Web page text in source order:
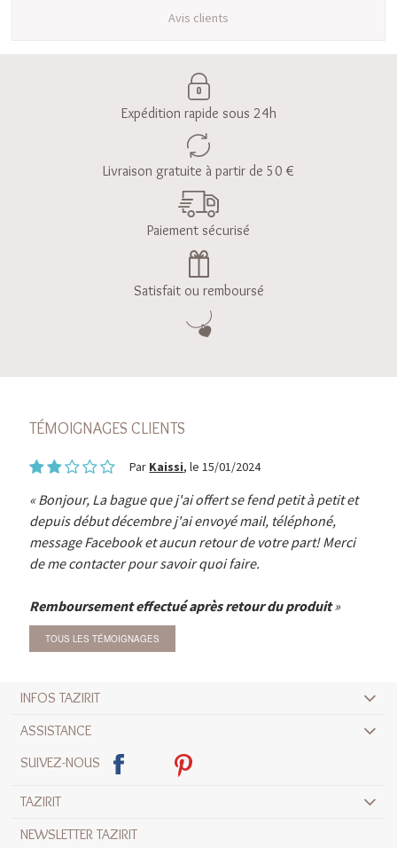
Avis clients
Expédition rapide sous 24h
Livraison gratuite à partir de 50 €
Paiement sécurisé
Satisfait ou remboursé
TÉMOIGNAGES CLIENTS
Par Kaissi, le 15/01/2024
Bonjour, La bague que j'ai offert se fend petit à petit et
depuis début décembre j'ai envoyé mail, téléphoné,
message Facebook et aucun retour de votre part! Merci
de me contacter pour savoir quoi faire.
Remboursement effectué après retour du produit
TOUS LES TÉMOIGNAGES
INFOS TAZIRIT
ASSISTANCE
SUIVEZ-NOUS
TAZIRIT
NEWSLETTER TAZIRIT